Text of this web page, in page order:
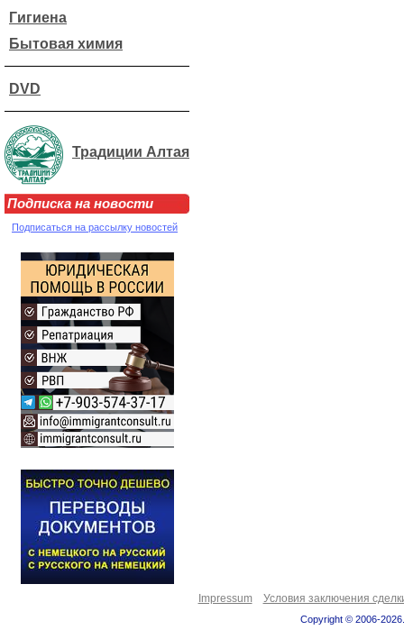
Гигиена
Бытовая химия
DVD
Традиции Алтая
Подписка на новости
Подписаться на рассылку новостей
Impressum Условия заключения
Copyright © 2006-